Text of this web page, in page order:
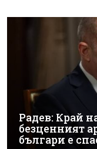
Радев: Край
безценният
българи е